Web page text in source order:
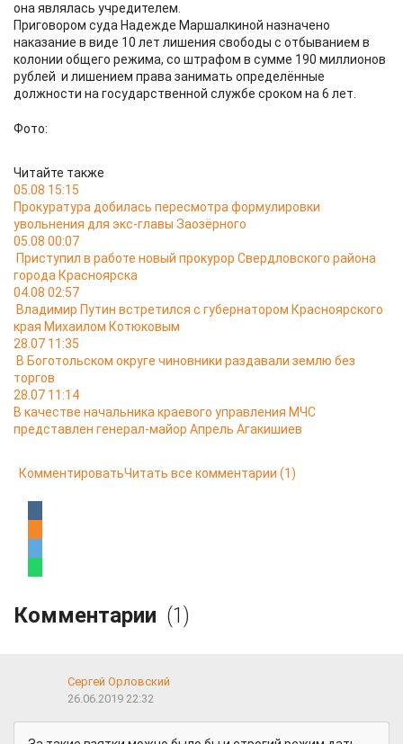
она являлась учредителем.
Приговором суда Надежде Маршалкиной назначено
наказание в виде 10 лет лишения свободы с отбыванием в
колонии общего режима, со штрафом в сумме 190 миллионов
рублей и лишением права занимать определённые
должности на государственной службе сроком на 6 лет.
Фото:
Читайте также
05.08 15:15
Прокуратура добилась пересмотра формулировки
увольнения для экс-главы Заозёрного
05.08 00:07
Приступил в работе новый прокурор Свердловского района
города Красноярска
04.08 02:57
Владимир Путин встретился с губернатором Красноярского
края Михаилом Котюковым
28.07 11:35
В Боготольском округе чиновники раздавали землю без
торгов
28.07 11:14
В качестве начальника краевого управления МЧС
представлен генерал-майор Апрель Агакишиев
КомментироватьЧитать все комментарии (1)
Комментарии (1)
Сергей Орловский
26.06.2019 22:32